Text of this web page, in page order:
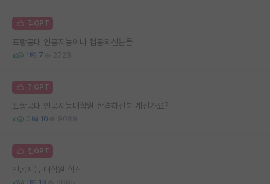
김GPT
포항공대 인공지능이나 컴공되신분들
1 7 2728
김GPT
포항공대 인공지능대학원 합격하신분 계신가요?
0 10 9089
김GPT
인공지능 대학원 학점